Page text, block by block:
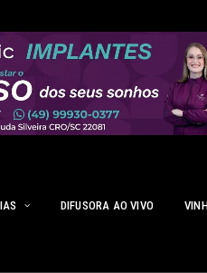
DIFUSORA AO VIVO